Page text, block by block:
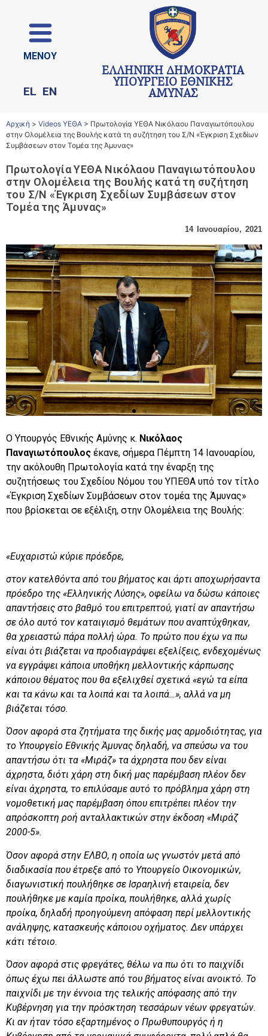
ΜΕΝΟΥ
EL EN
ΕΛΛΗΝΙΚΗ ΔΗΜΟΚΡΑΤΙΑ
ΥΠΟΥΡΓΕΙΟ ΕΘΝΙΚΗΣ
ΑΜΥΝΑΣ
Αρχική > Videos ΥΕΘΑ > Πρωτολογία ΥΕΘΑ Νικόλαου Παναγιωτόπουλου
στην Ολομέλεια της Βουλής κατά τη συζήτηση του Σ/Ν «Έγκριση Σχεδίων
Συμβάσεων στον Τομέα της Άμυνας»
Πρωτολογία ΥΕΘΑ Νικόλαου Παναγιωτόπουλου
στην Ολομέλεια της Βουλής κατά τη συζήτηση
του Σ/Ν «Έγκριση Σχεδίων Συμβάσεων στον
Τομέα της Άμυνας»
14 Ιανουαρίου, 2021
Ο Υπουργός Εθνικής Αμύνης κ. Νικόλαος
Παναγιωτόπουλος έκανε, σήμερα Πέμπτη 14 Ιανουαρίου,
την ακόλουθη Πρωτολογία κατά την έναρξη της
συζητήσεως του Σχεδίου Νόμου του ΥΠΕΘΑ υπό τον τίτλο
«Έγκριση Σχεδίων Συμβάσεων στον τομέα της Άμυνας»
που βρίσκεται σε εξέλιξη, στην Ολομέλεια της Βουλής:
«Ευχαριστώ κύριε πρόεδρε,
στον κατελθόντα από του βήματος και άρτι αποχωρήσαντα
πρόεδρο της «Ελληνικής Λύσης», οφείλω να δώσω κάποιες
απαντήσεις στο βαθμό του επιτρεπτού, γιατί αν απαντήσω
σε όλο αυτό τον καταιγισμό θεμάτων που αναπτύχθηκαν,
θα χρειαστώ πάρα πολλή ώρα. Το πρώτο που έχω να πω
είναι ότι βιάζεται να προδιαγράψει εξελίξεις, ενδεχομένως
να εγγράψει κάποια υποθήκη μελλοντικής κάρπωσης
κάποιου θέματος που θα εξελιχθεί σχετικά «εγώ τα είπα
και τα κάνω και τα λοιπά και τα λοιπά…», αλλά να μη
βιάζεται τόσο.
Όσον αφορά στα ζητήματα της δικής μας αρμοδιότητας, για
το Υπουργείο Εθνικής Άμυνας δηλαδή, να σπεύσω να του
απαντήσω ότι τα «Μιράζ» τα άχρηστα που δεν είναι
άχρηστα, διότι χάρη στη δική μας παρέμβαση πλέον δεν
είναι άχρηστα, το επιλύσαμε αυτό το πρόβλημα χάρη στη
νομοθετική μας παρέμβαση όπου επιτρέπει πλέον την
απρόσκοπτη ροή ανταλλακτικών στην έκδοση «Μιράζ
2000-5».
Όσον αφορά στην ΕΛΒΟ, η οποία ως γνωστόν μετά από
διαδικασία που έτρεξε από το Υπουργείο Οικονομικών,
διαγωνιστική πουλήθηκε σε Ισραηλινή εταιρεία, δεν
πουλήθηκε με καμία προίκα, πουλήθηκε, αλλά χωρίς
προίκα, δηλαδή προηγούμενη απόφαση περί μελλοντικής
ανάληψης, κατασκευής κάποιου οχήματος. Δεν υπάρχει
κάτι τέτοιο.
Όσον αφορά στις φρεγάτες, θέλω να πω ότι το παιχνίδι
όπως έχω πει άλλωστε από του βήματος είναι ανοικτό. Το
παιχνίδι με την έννοια της τελικής απόφασης από την
Κυβέρνηση για την πρόσκτηση τεσσάρων νέων φρεγατών.
Κι αν ήταν τόσο εξαρτημένος ο Πρωθυπουργός ή η